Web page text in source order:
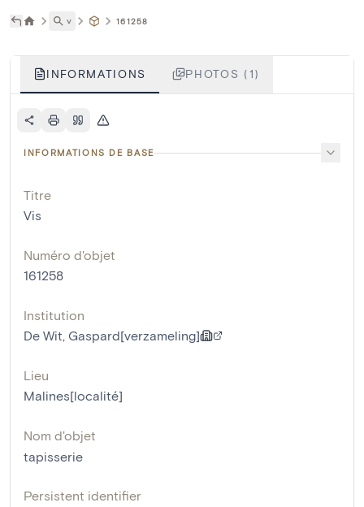
˅ 161258
INFORMATIONS PHOTOS (1)
INFORMATIONS DE BASE
Titre
Vis
Numéro d'objet
161258
Institution
De Wit, Gaspard[verzameling]
Lieu
Malines[localité]
Nom d'objet
tapisserie
Persistent identifier